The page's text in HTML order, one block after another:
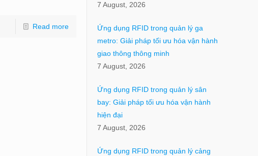
Read more
7 August, 2026
Ứng dụng RFID trong quản lý ga
metro: Giải pháp tối ưu hóa vận hành
giao thông thông minh
7 August, 2026
Ứng dụng RFID trong quản lý sân
bay: Giải pháp tối ưu hóa vận hành
hiện đại
7 August, 2026
Ứng dụng RFID trong quản lý cảng